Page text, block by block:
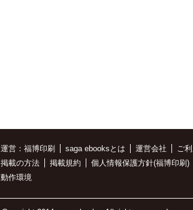
運営：福博印刷 saga ebooksとは 運営会社 ご
掲載の方法
掲載規約 個人情報保護方針(福博印刷)
動作環境